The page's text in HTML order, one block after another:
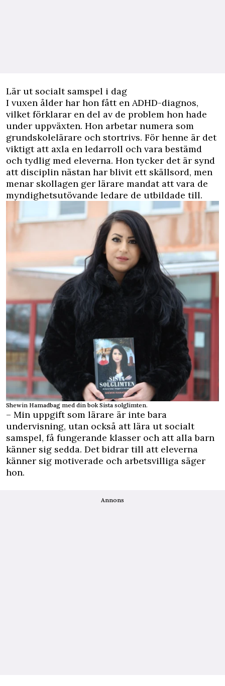
Lär ut socialt samspel i dag
I vuxen ålder har hon fått en ADHD-diagnos,
vilket förklarar en del av de problem hon hade
under uppväxten. Hon arbetar numera som
grundskolelärare och stortrivs. För henne är det
viktigt att axla en ledarroll och vara bestämd
och tydlig med eleverna. Hon tycker det är synd
att disciplin nästan har blivit ett skällsord, men
menar skollagen ger lärare mandat att vara de
myndighetsutövande ledare de utbildade till.
Shewin Hamadbag med din bok Sista solglimten.
– Min uppgift som lärare är inte bara
undervisning, utan också att lära ut socialt
samspel, få fungerande klasser och att alla barn
känner sig sedda. Det bidrar till att eleverna
känner sig motiverade och arbetsvilliga säger
hon.
Annons